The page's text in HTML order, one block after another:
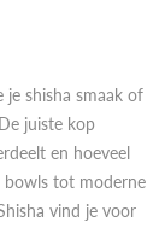
je shisha smaak of
juiste kop
en hoeveel
bowls tot moderne
vind je voor